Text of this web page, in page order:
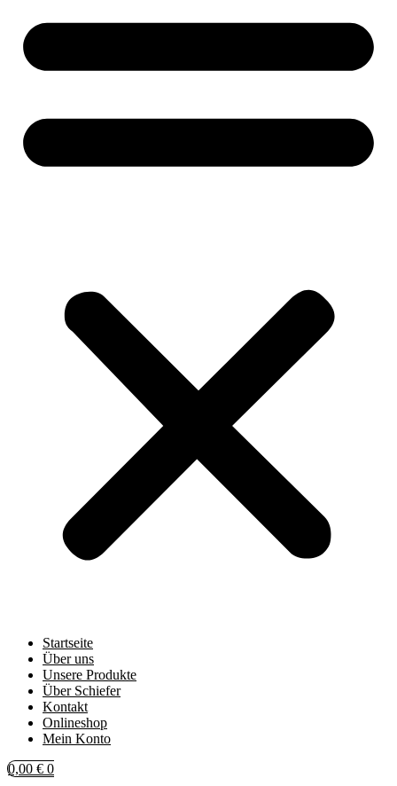
Startseite
Über uns
Unsere Produkte
Über Schiefer
Kontakt
Onlineshop
Mein Konto
0,00 € 0